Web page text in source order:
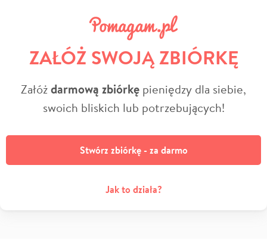
ZAŁÓŻ SWOJĄ ZBIÓRKĘ
Załóżdarmową zbiórkę pieniędzy dla siebie,
swoich bliskich lub potrzebujących!
Stwórz zbiórkę - za darmo
Jak to działa?